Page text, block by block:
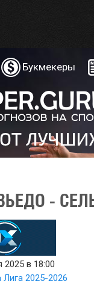
Букмекеры
-
2025 в 18:00
2025-2026